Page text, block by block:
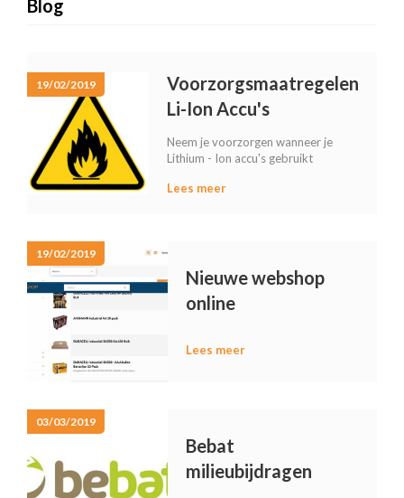
Blog
19/02/2019
Voorzorgsmaatregelen
Li-Ion Accu's
Neem je voorzorgen wanneer je
Lithium - Ion accu's gebruikt
Lees meer
19/02/2019
Nieuwe webshop
online
Lees meer
03/03/2019
Bebat
milieubijdragen